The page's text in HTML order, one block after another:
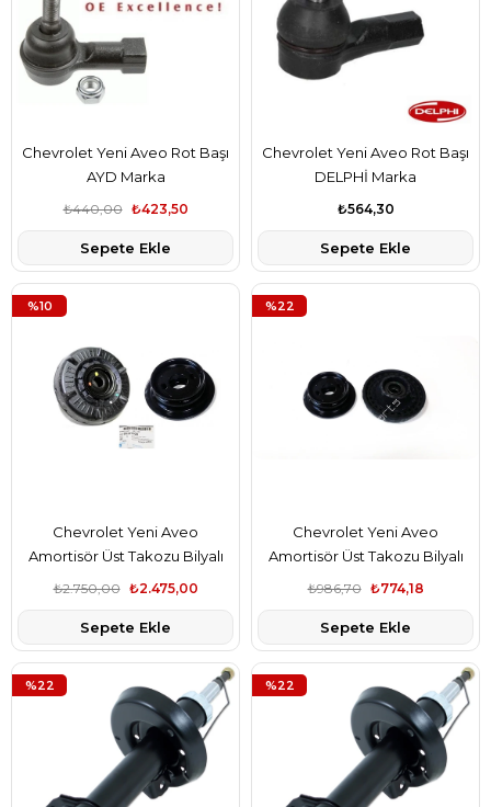
Chevrolet Yeni Aveo Rot Başı
AYD Marka
₺423,50
₺440,00
Sepete Ekle
Chevrolet Yeni Aveo Rot Başı
DELPHİ Marka
₺564,30
Sepete Ekle
Chevrolet Yeni Aveo
Amortisör Üst Takozu Bilyalı
General Motors Marka
₺2.475,00
₺2.750,00
Sepete Ekle
%10
Chevrolet Yeni Aveo
Amortisör Üst Takozu Bilyalı
Gautoparts Marka
₺774,18
₺986,70
Sepete Ekle
%22
%22 %22